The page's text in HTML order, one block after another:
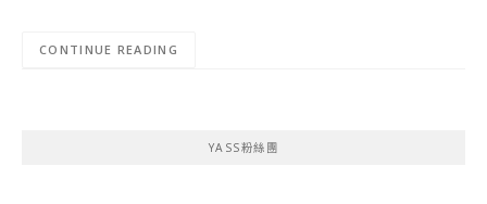
CONTINUE READING
YASS粉絲團